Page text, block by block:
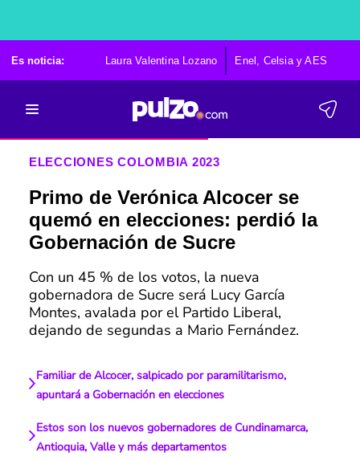
Es noticia: Laura Valentina Lozano Enel, Celsia y AES
ELECCIONES COLOMBIA 2023
Primo de Verónica Alcocer se
quemó en elecciones: perdió la
Gobernación de Sucre
Con un 45 % de los votos, la nueva
gobernadora de Sucre será Lucy García
Montes, avalada por el Partido Liberal,
dejando de segundas a Mario Fernández.
Familiar de Alcocer, salpicado por paramilitarismo,
apuntará a Gobernación en elecciones
Estos son los nuevos gobernadores de Cundinamarca,
Antioquia, Valle y más departamentos